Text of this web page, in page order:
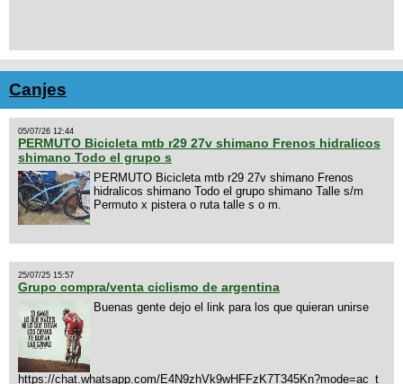
Canjes
05/07/26 12:44
PERMUTO Bicicleta mtb r29 27v shimano Frenos hidralicos
shimano Todo el grupo s
PERMUTO Bicicleta mtb r29 27v shimano Frenos
hidralicos shimano Todo el grupo shimano Talle s/m
Permuto x pistera o ruta talle s o m.
25/07/25 15:57
Grupo compra/venta ciclismo de argentina
Buenas gente dejo el link para los que quieran unirse
https://chat.whatsapp.com/E4N9zhVk9wHFFzK7T345Kn?mode=ac_t